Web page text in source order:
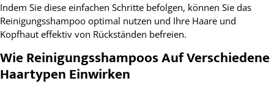
Indem Sie diese einfachen Schritte befolgen, können Sie das
Reinigungsshampoo optimal nutzen und Ihre Haare und
Kopfhaut effektiv von Rückständen befreien.
Wie Reinigungsshampoos Auf Verschiedene
Haartypen Einwirken